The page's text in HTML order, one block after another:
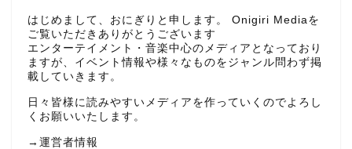
はじめまして、おにぎりと申します。 Onigiri Mediaを
ご覧いただきありがとうございます
エンターテイメント・音楽中心のメディアとなっており
ますが、イベント情報や様々なものをジャンル問わず掲
載していきます。
日々皆様に読みやすいメディアを作っていくのでよろし
くお願いいたします。
→ 運営者情報